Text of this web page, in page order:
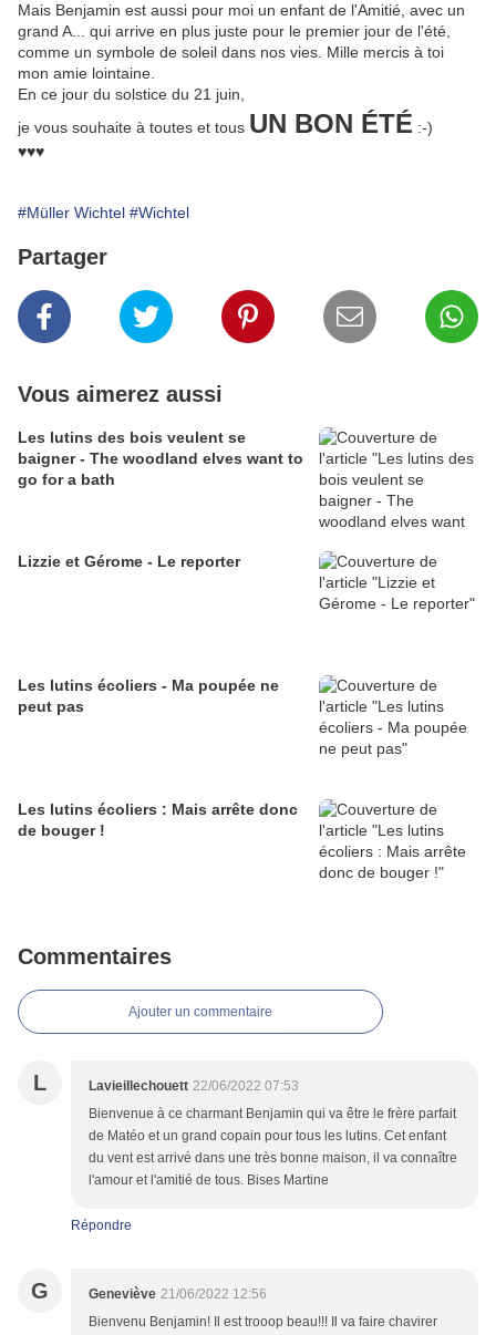
Mais Benjamin est aussi pour moi un enfant de l'Amitié, avec un
grand A... qui arrive en plus juste pour le premier jour de l'été,
comme un symbole de soleil dans nos vies. Mille mercis à toi
mon amie lointaine.
En ce jour du solstice du 21 juin,
je vous souhaite à toutes et tous UN BON ÉTÉ :-)
♥♥♥
#Müller Wichtel #Wichtel
Partager
Vous aimerez aussi
Les lutins des bois veulent se
baigner - The woodland elves want to
go for a bath
Lizzie et Gérome - Le reporter
Les lutins écoliers - Ma poupée ne
peut pas
Les lutins écoliers : Mais arrête donc
de bouger !
Commentaires
Ajouter un commentaire
L Lavieillechouett 22/06/2022 07:53
Bienvenue à ce charmant Benjamin qui va être le frère parfait
de Matéo et un grand copain pour tous les lutins. Cet enfant
du vent est arrivé dans une très bonne maison, il va connaître
l'amour et l'amitié de tous. Bises Martine
Répondre
G Geneviève 21/06/2022 12:56
Bienvenu Benjamin! Il est trooop beau!!! Il va faire chavirer